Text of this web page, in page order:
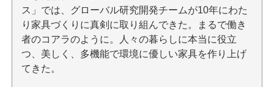
ス」では、グローバル研究開発チームが10年にわた
り家具づくりに真剣に取り組んできた。まるで働き
者のコアラのように。人々の暮らしに本当に役立
つ、美しく、多機能で環境に優しい家具を作り上げ
てきた。